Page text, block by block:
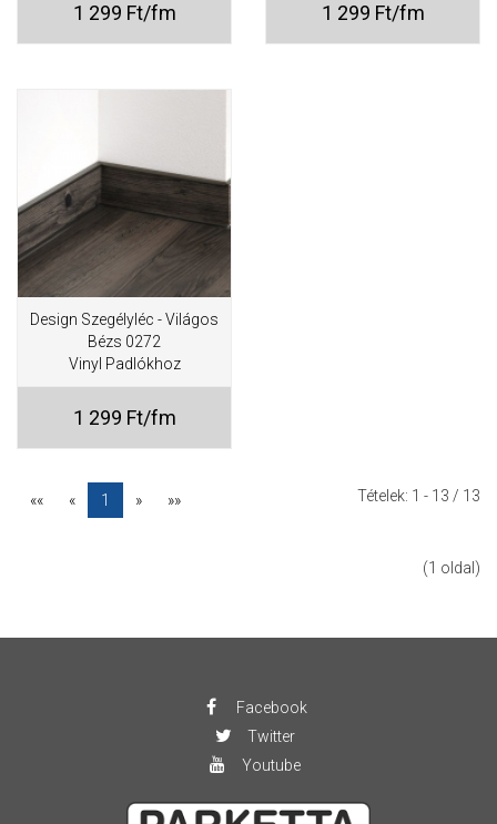
1 299 Ft/fm 1 299 Ft/fm
Design Szegélyléc - Világos
Bézs 0272
Vinyl Padlókhoz
1 299 Ft/fm
«« « 1 » »» Tételek: 1 - 13 / 13
(1 oldal)
Facebook
Twitter
Youtube